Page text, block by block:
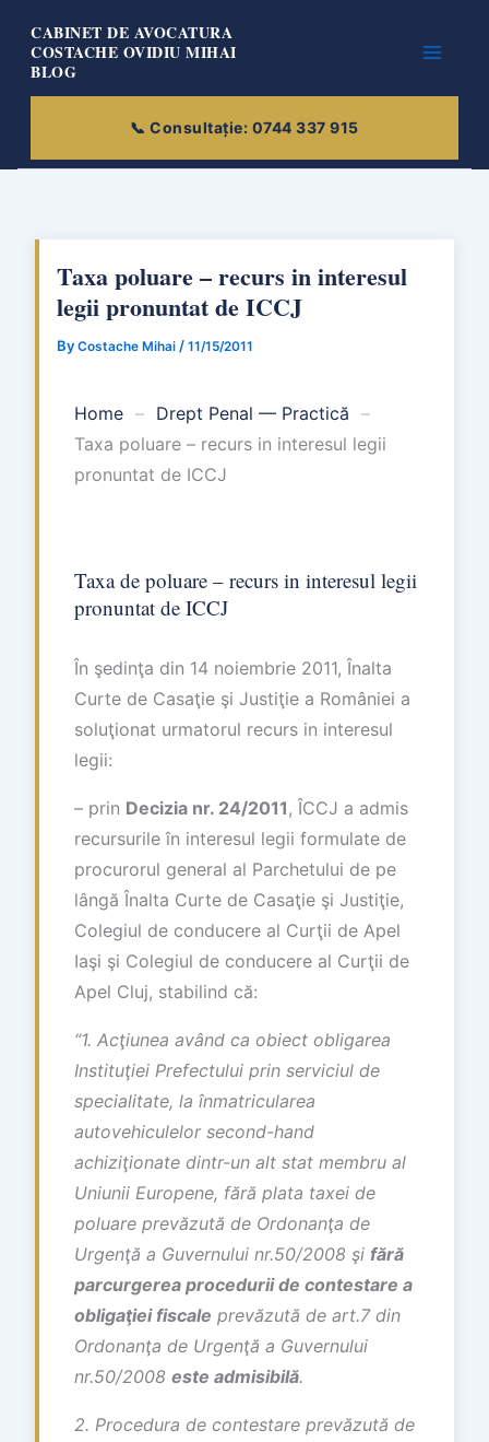
content
CABINET DE AVOCATURA
COSTACHE OVIDIU MIHAI
BLOG
Taxa poluare – recurs in interesul
legii pronuntat de ICCJ
By Costache Mihai / 11/15/2011
Home – Drept Penal — Practică –
Taxa poluare – recurs in interesul legii
pronuntat de ICCJ
Taxa de poluare – recurs in interesul legii
pronuntat de ICCJ
În şedinţa din 14 noiembrie 2011, Înalta
Curte de Casaţie şi Justiţie a României a
soluţionat urmatorul recurs in interesul
legii:
– prin Decizia nr. 24/2011 , ÎCCJ a admis
recursurile în interesul legii formulate de
procurorul general al Parchetului de pe
lângă Înalta Curte de Casaţie şi Justiţie,
Colegiul de conducere al Curţii de Apel
Iaşi şi Colegiul de conducere al Curţii de
Apel Cluj, stabilind că:
“1. Acţiunea având ca obiect obligarea
Instituţiei Prefectului prin serviciul de
specialitate, la înmatricularea
autovehiculelor second-hand
achiziţionate dintr-un alt stat membru al
Uniunii Europene, fără plata taxei de
poluare prevăzută de Ordonanţa de
Urgenţă a Guvernului nr.50/2008 şi fără
parcurgerea procedurii de contestare a
obligaţiei fiscale prevăzută de art.7 din
Ordonanţa de Urgenţă a Guvernului
nr.50/2008 este admisibilă.
2. Procedura de contestare prevăzută de